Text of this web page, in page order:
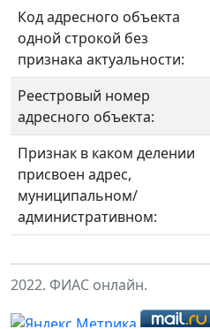
Код адресного объекта
одной строкой без
признака актуальности:
Реестровый номер
адресного объекта:
Признак в каком делении
присвоен адрес,
муниципальном/
административном:
2022. ФИАС онлайн.